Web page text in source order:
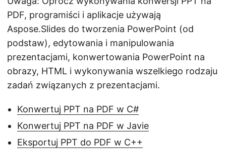
PDF, programiści i aplikacje używają
Aspose.Slides do tworzenia PowerPoint (od
podstaw), edytowania i manipulowania
prezentacjami, konwertowania PowerPoint na
obrazy, HTML i wykonywania wszelkiego rodzaju
zadań związanych z prezentacjami.
Konwertuj PPT na PDF w C#
Konwertuj PPT na PDF w Javie
Eksportuj PPT do PDF w C++